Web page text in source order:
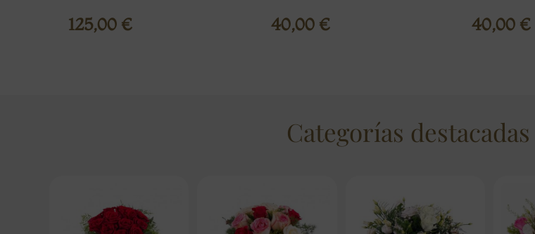
125,00 € 40,00 € 40,00 €
Categorías destacadas